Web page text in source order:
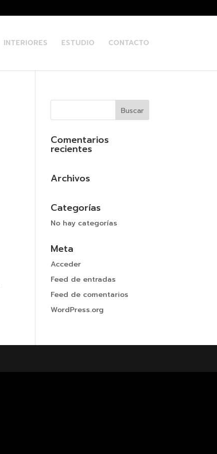
INTERIORES ESTUDIO CONTACTO
Comentarios
recientes
Archivos
Categorías
No hay categorías
Meta
Acceder
Feed de entradas
Feed de comentarios
WordPress.org